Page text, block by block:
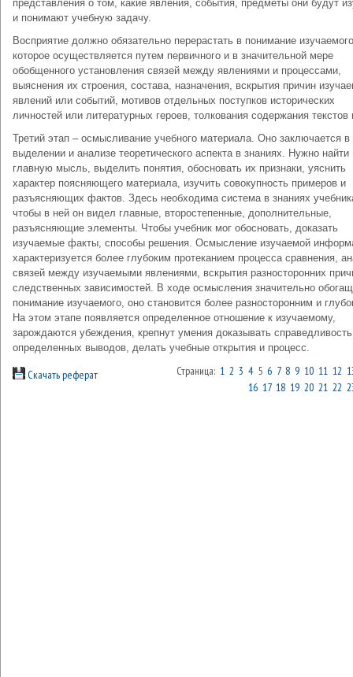
представления о том, какие явления, события, предметы они будут
и понимают учебную задачу.
Восприятие должно обязательно перерастать в понимание
которое осуществляется путем первичного и в значительной мере
обобщенного установления связей между явлениями и процессами,
выяснения их строения, состава, назначения, вскрытия причин
явлений или событий, мотивов отдельных поступков исторических
личностей или литературных героев, толкования содержания текстов
Третий этап – осмысливание учебного материала. Оно заключается в
выделении и анализе теоретического аспекта в знаниях. Нужно найти
главную мысль, выделить понятия, обосновать их признаки, уяснить
характер поясняющего материала, изучить совокупность примеров и
разъясняющих фактов. Здесь необходима система в знаниях
чтобы в ней он видел главные, второстепенные, дополнительные,
разъясняющие элементы. Чтобы учебник мог обосновать, доказать
изучаемые факты, способы решения. Осмысление изучаемой
характеризуется более глубоким протеканием процесса сравнения,
связей между изучаемыми явлениями, вскрытия разносторонних
следственных зависимостей. В ходе осмысления значительно
понимание изучаемого, оно становится более разносторонним и
На этом этапе появляется определенное отношение к изучаемому,
зарождаются убеждения, крепнут умения доказывать справедливость
определенных выводов, делать учебные открытия и процесс.
Скачать реферат Страница: 1 2 3 45 6 7 8 9 10 11 12
16 17 18 19 20 21 22